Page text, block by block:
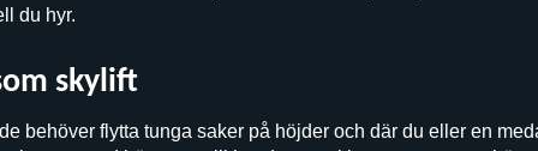
du hyr.
skylift
behöver flytta tunga saker på höjder och där du eller en